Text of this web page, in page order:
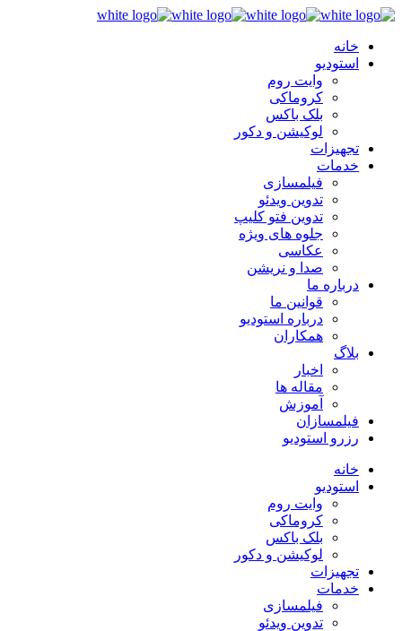
خانه
استودیو
وایت روم
کروماکی
بلک باکس
لوکیشن و دکور
تجهیزات
خدمات
فیلمسازی
تدوین ویدئو
تدوین فتو کلیپ
جلوه های ویژه
عکاسی
صدا و نریشن
درباره ما
قوانین ما
درباره استودیو
همکاران
بلاگ
اخبار
مقاله ها
آموزش
فیلمسازان
رزرو استودیو
خانه
استودیو
وایت روم
کروماکی
بلک باکس
لوکیشن و دکور
تجهیزات
خدمات
فیلمسازی
تدوین ویدئو